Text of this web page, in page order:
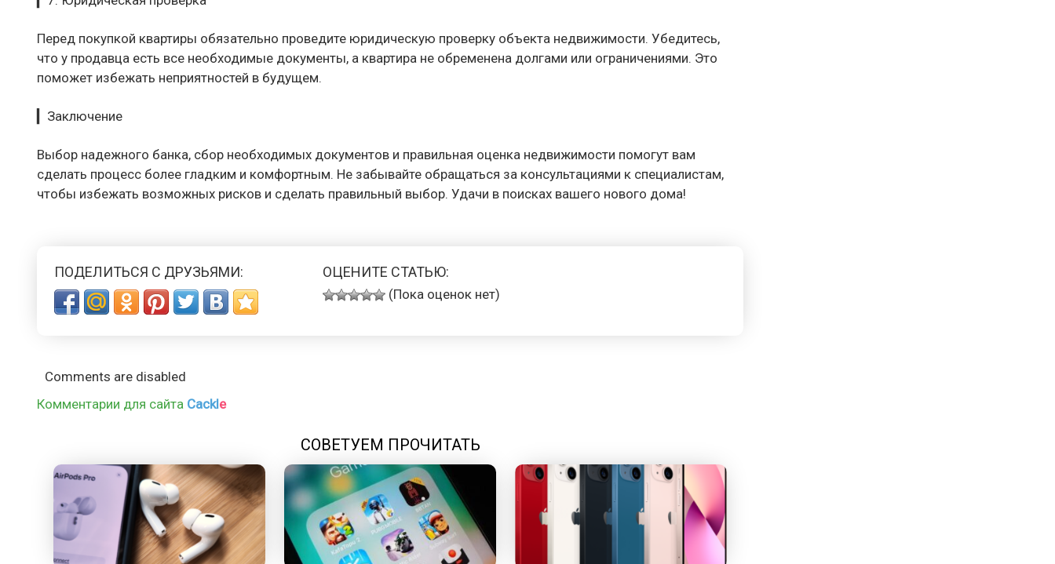
Перед покупкой квартиры обязательно проведите юридическую проверку объекта недвижимости. Убедитесь,
что у продавца есть все необходимые документы, а квартира не обременена долгами или ограничениями. Это
поможет избежать неприятностей в будущем.
▎Заключение
Выбор надежного банка, сбор необходимых документов и правильная оценка недвижимости помогут вам
сделать процесс более гладким и комфортным. Не забывайте обращаться за консультациями к специалистам,
чтобы избежать возможных рисков и сделать правильный выбор. Удачи в поисках вашего нового дома!
ПОДЕЛИТЬСЯ С ДРУЗЬЯМИ: ОЦЕНИТЕ СТАТЬЮ:
(Пока оценок нет)
Comments are disabled
Комментарии для сайта Cackle
СОВЕТУЕМ ПРОЧИТАТЬ